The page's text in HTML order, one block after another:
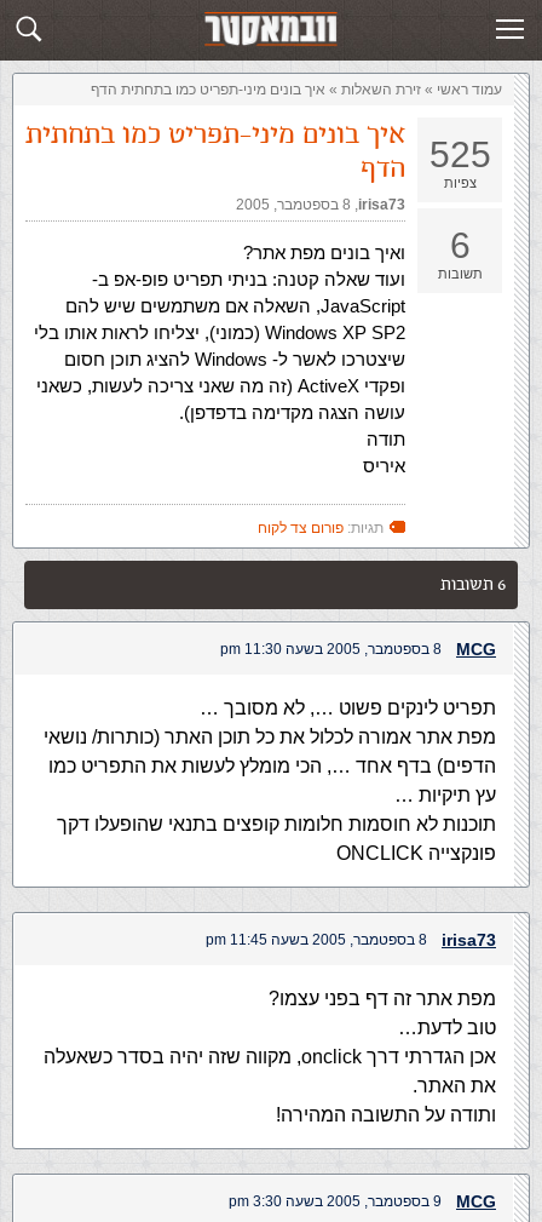
שלח תשובה זירת השאלות
עמוד ראשי » ‏זירת השאלות‏ » איך בונים מיני-תפריט כמו בתחתית הדף
525
צפיות
6
תשובות
איך בונים מיני-תפריט כמו בתחתית
הדף
irisa73
,‏ 8 בספטמבר, 2005
ואיך בונים מפת אתר?
ועוד שאלה קטנה: בניתי תפריט פופ-אפ ב-
JavaScript, השאלה אם משתמשים שיש להם
Windows XP SP2 (כמוני), יצליחו לראות אותו בלי
שיצטרכו לאשר ל- Windows להציג תוכן חסום
ופקדי ActiveX (זה מה שאני צריכה לעשות, כשאני
עושה הצגה מקדימה בדפדפן).
תודה
איריס
תגיות: פורום צד לקוח
6 תשובות
MCG 8 בספטמבר, 2005 בשעה 11:30 pm
תפריט לינקים פשוט …, לא מסובך …
מפת אתר אמורה לכלול את כל תוכן האתר (כותרות/ נושאי
הדפים) בדף אחד …, הכי מומלץ לעשות את התפריט כמו
עץ תיקיות …
תוכנות לא חוסמות חלומות קופצים בתנאי שהופעלו דקך
פונקצייה ONCLICK
irisa73 8 בספטמבר, 2005 בשעה 11:45 pm
מפת אתר זה דף בפני עצמו?
טוב לדעת…
אכן הגדרתי דרך onclick, מקווה שזה יהיה בסדר כשאעלה
את האתר.
ותודה על התשובה המהירה!
MCG 9 בספטמבר, 2005 בשעה 3:30 pm